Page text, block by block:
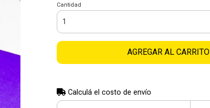
Cantidad
AGREGAR AL CARRITO
Calculá el costo de envío